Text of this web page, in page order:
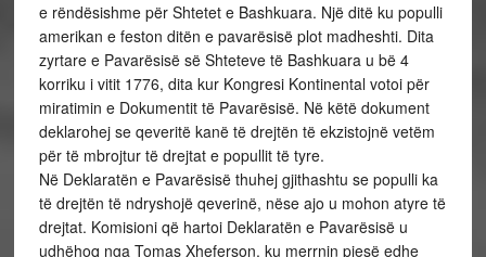
e rëndësishme për Shtetet e Bashkuara. Një ditë ku populli
amerikan e feston ditën e pavarësisë plot madheshti. Dita
zyrtare e Pavarësisë së Shteteve të Bashkuara u bë 4
korriku i vitit 1776, dita kur Kongresi Kontinental votoi për
miratimin e Dokumentit të Pavarësisë. Në këtë dokument
deklarohej se qeveritë kanë të drejtën të ekzistojnë vetëm
për të mbrojtur të drejtat e popullit të tyre.
Në Deklaratën e Pavarësisë thuhej gjithashtu se populli ka
të drejtën të ndryshojë qeverinë, nëse ajo u mohon atyre të
drejtat. Komisioni që hartoi Deklaratën e Pavarësisë u
udhëhoq nga Tomas Xheferson, ku merrnin pjesë edhe